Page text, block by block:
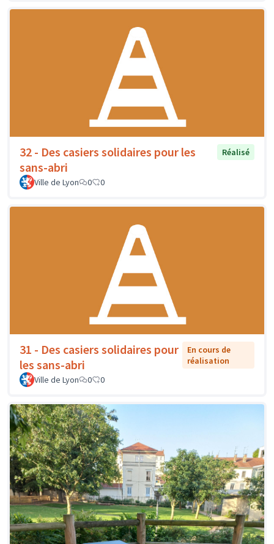
32 - Des casiers solidaires pour les
sans-abri
Réalisé
Ville de Lyon 0 0
31 - Des casiers solidaires pour
les sans-abri
En cours de
réalisation
Ville de Lyon
0 0